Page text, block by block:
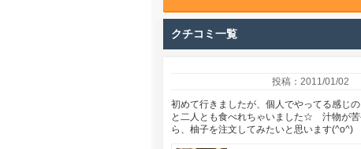
クチコミ一覧
投稿：2011/01/02
初めて行きましたが、個人でやってる感じ
と二人とも食べれちゃいました☆ 汁物が苦
ら、柚子を注文してみたいと思います(^o^)